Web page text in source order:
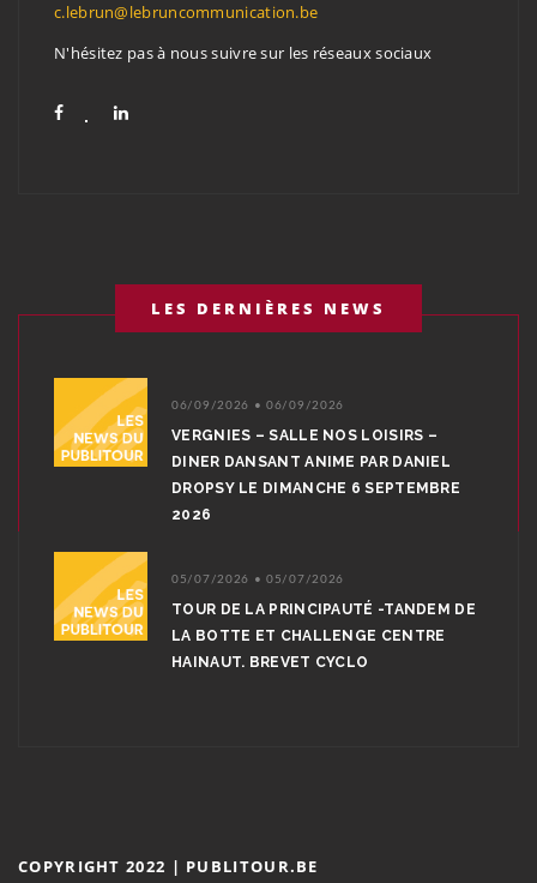
c.lebrun@lebruncommunication.be
N'hésitez pas à nous suivre sur les réseaux sociaux
LES DERNIÈRES NEWS
06/09/2026 • 06/09/2026
VERGNIES – SALLE NOS LOISIRS –
DINER DANSANT ANIME PAR DANIEL
DROPSY LE DIMANCHE 6 SEPTEMBRE
2026
05/07/2026 • 05/07/2026
TOUR DE LA PRINCIPAUTÉ -TANDEM DE
LA BOTTE ET CHALLENGE CENTRE
HAINAUT. BREVET CYCLO
COPYRIGHT 2022 | PUBLITOUR.BE